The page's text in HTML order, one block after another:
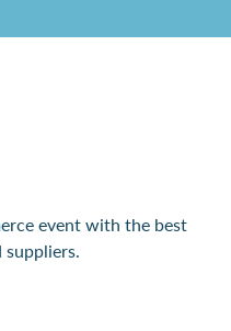
event with the best
suppliers.